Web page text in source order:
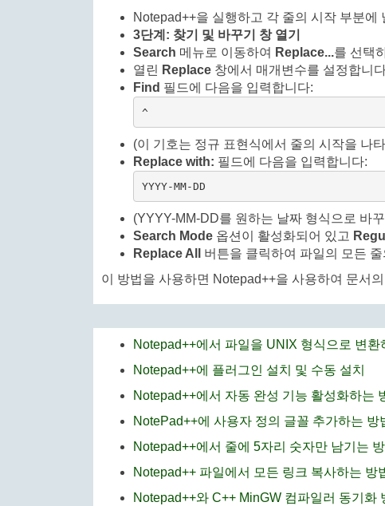
Notepad++을 실행하고 각 줄의 시작 부분에
3단계: 찾기 및 바꾸기 창 열기
Search 메뉴로 이동하여 Replace...를 선택
열린
Replace 창에서 매개변수를 설정합니
Find 필드에 다음을 입력합니다:
^
(이 기호는 정규 표현식에서 줄의 시작을 나
Replace with: 필드에 다음을 입력합니다:
YYYY-MM-DD
(YYYY-MM-DD를 원하는 날짜 형식으로 바
Search Mode 옵션이 활성화되어 있고
Replace All
버튼을 클릭하여 파일의 모든
이 방법을 사용하면 Notepad++을 사용하여 문서
Notepad++에서 파일을 UNIX 형식으로 변환
Notepad++에 플러그인 설치 및 수동 설치
Notepad++에서 자동 완성 기능 활성화하는
NotePad++에 사용자 정의 글꼴 추가하는 방
Notepad++에서 줄에 5자리 숫자만 남기는
Notepad++ 파일에서 모든 링크 복사하는 방
Notepad++와 C++ MinGW 컴파일러 동기화